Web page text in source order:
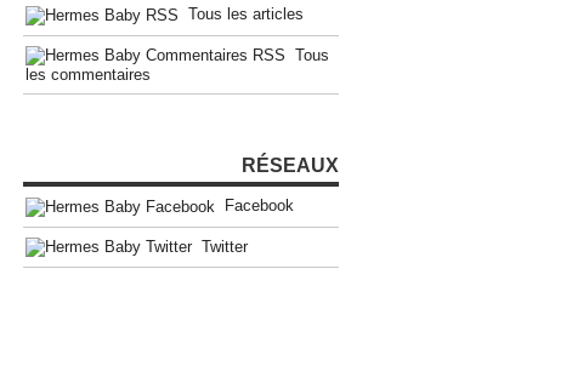
Tous les articles
Tous
les commentaires
RÉSEAUX
Facebook
Twitter